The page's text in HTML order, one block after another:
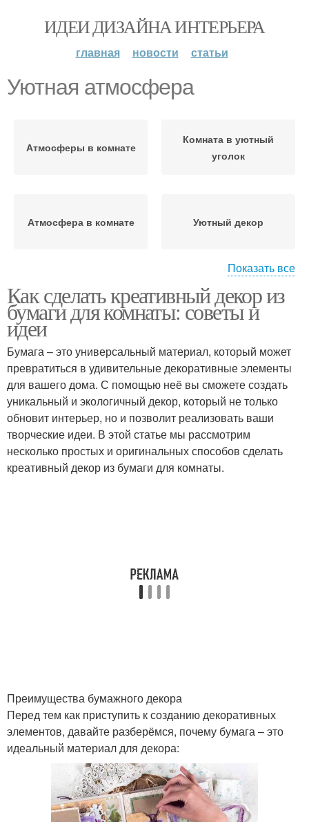
ИДЕИ ДИЗАЙНА ИНТЕРЬЕРА
главная новости статьи
Уютная атмосфера
Атмосферы в комнате
Комната в уютный
уголок
Атмосфера в комнате Уютный декор
Атмосферы в доме
Мебель для уютной
атмосферы
Комфортная атмосфера Атмосферы в спальне
Атмосферы в ванной
комнате
Атмосферы в
интерьере
Показать все
Как сделать креативный декор из
бумаги для комнаты: советы и
идеи
Бумага – это универсальный материал, который может
превратиться в удивительные декоративные элементы
для вашего дома. С помощью неё вы сможете создать
уникальный и экологичный декор, который не только
обновит интерьер, но и позволит реализовать ваши
творческие идеи. В этой статье мы рассмотрим
несколько простых и оригинальных способов сделать
креативный декор из бумаги для комнаты.
Преимущества бумажного декора
Перед тем как приступить к созданию декоративных
элементов, давайте разберёмся, почему бумага – это
идеальный материал для декора: